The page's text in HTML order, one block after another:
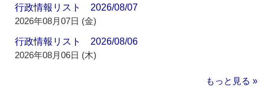
行政情報リスト 2026/08/07
2026年08月07日 (金)
行政情報リスト 2026/08/06
2026年08月06日 (木)
もっと見る »